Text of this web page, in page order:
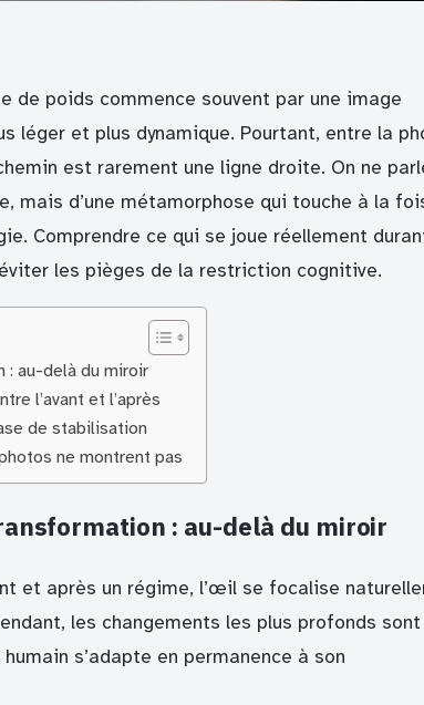
de poids commence souvent par une image
léger et plus dynamique. Pourtant, entre la
est rarement une ligne droite. On ne
mais d’une métamorphose qui touche à la
Comprendre ce qui se joue réellement
les pièges de la restriction cognitive.
: au-delà du miroir
l’avant et l’après
de stabilisation
ne montrent pas
: au-delà du miroir
et après un régime, l’œil se focalise
les changements les plus profonds sont
s’adapte en permanence à son